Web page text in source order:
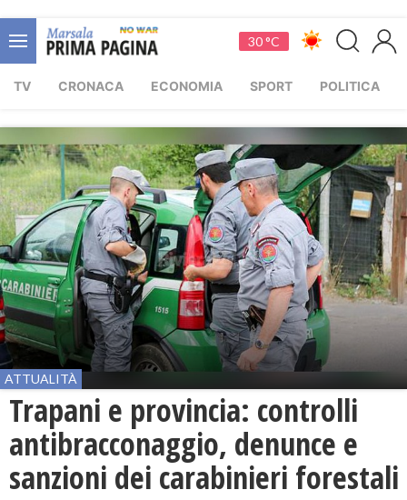
30 °C
TV CRONACA ECONOMIA SPORT POLITICA
ATTUALITÀ
Trapani e provincia: controlli
antibracconaggio, denunce e
sanzioni dei carabinieri forestali